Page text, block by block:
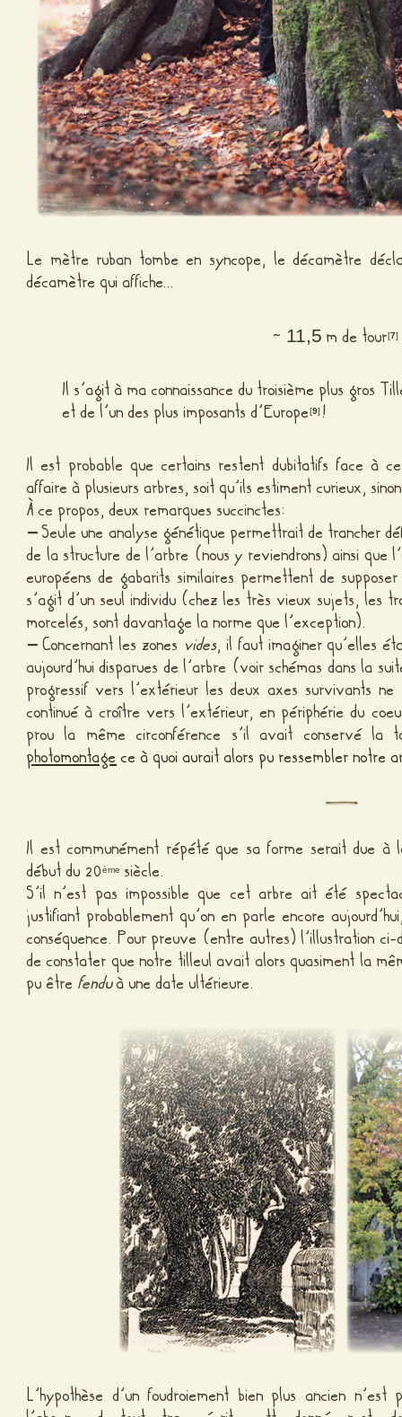
Le mètre ruban tombe en syncope, le décamètre
décamètre qui affiche…
~ 11,5 m de tour[7]
Il s’agit à ma connaissance du troisième plus gros
et de l’un des plus imposants d’Europe[9] !
Il est probable que certains restent dubitatifs face à
affaire à plusieurs arbres, soit qu’ils estiment curieux,
À ce propos, deux remarques succinctes:
–Seule une analyse génétique permettrait de trancher
de la structure de l’arbre (nous y reviendrons) ainsi que
européens de gabarits similaires permettent de
s’agit d’un seul individu (chez les très vieux sujets, les
morcelés, sont davantage la norme que l’exception).
–Concernant les zones vides, il faut imaginer qu’elles
aujourd’hui disparues de l’arbre (voir schémas dans la
progressif vers l’extérieur les deux axes survivants
continué à croître vers l’extérieur, en périphérie du
prou la même circonférence s’il avait conservé
photomontage ce à quoi aurait alors pu ressembler notre
Il est communément répété que sa forme serait due à
début du 20ème siècle.
S’il n’est pas impossible que cet arbre ait été
justifiant probablement qu’on en parle encore
conséquence. Pour preuve (entre autres) l’illustration ci-
de constater que notre tilleul avait alors quasiment la
pu être fenduà une date ultérieure.
L’hypothèse d’un foudroiement bien plus ancien